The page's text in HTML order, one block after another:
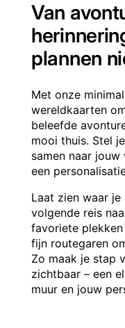
Van
plannen
Met onze
wereldkaarten
beleefde
mooi thuis. Stel
samen naar jouw
een
Laat zien waar
volgende reis
favoriete
fijn routegaren
Zo maak je stap
zichtbaar – een
muur en jouw